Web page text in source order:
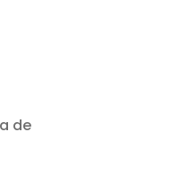
de